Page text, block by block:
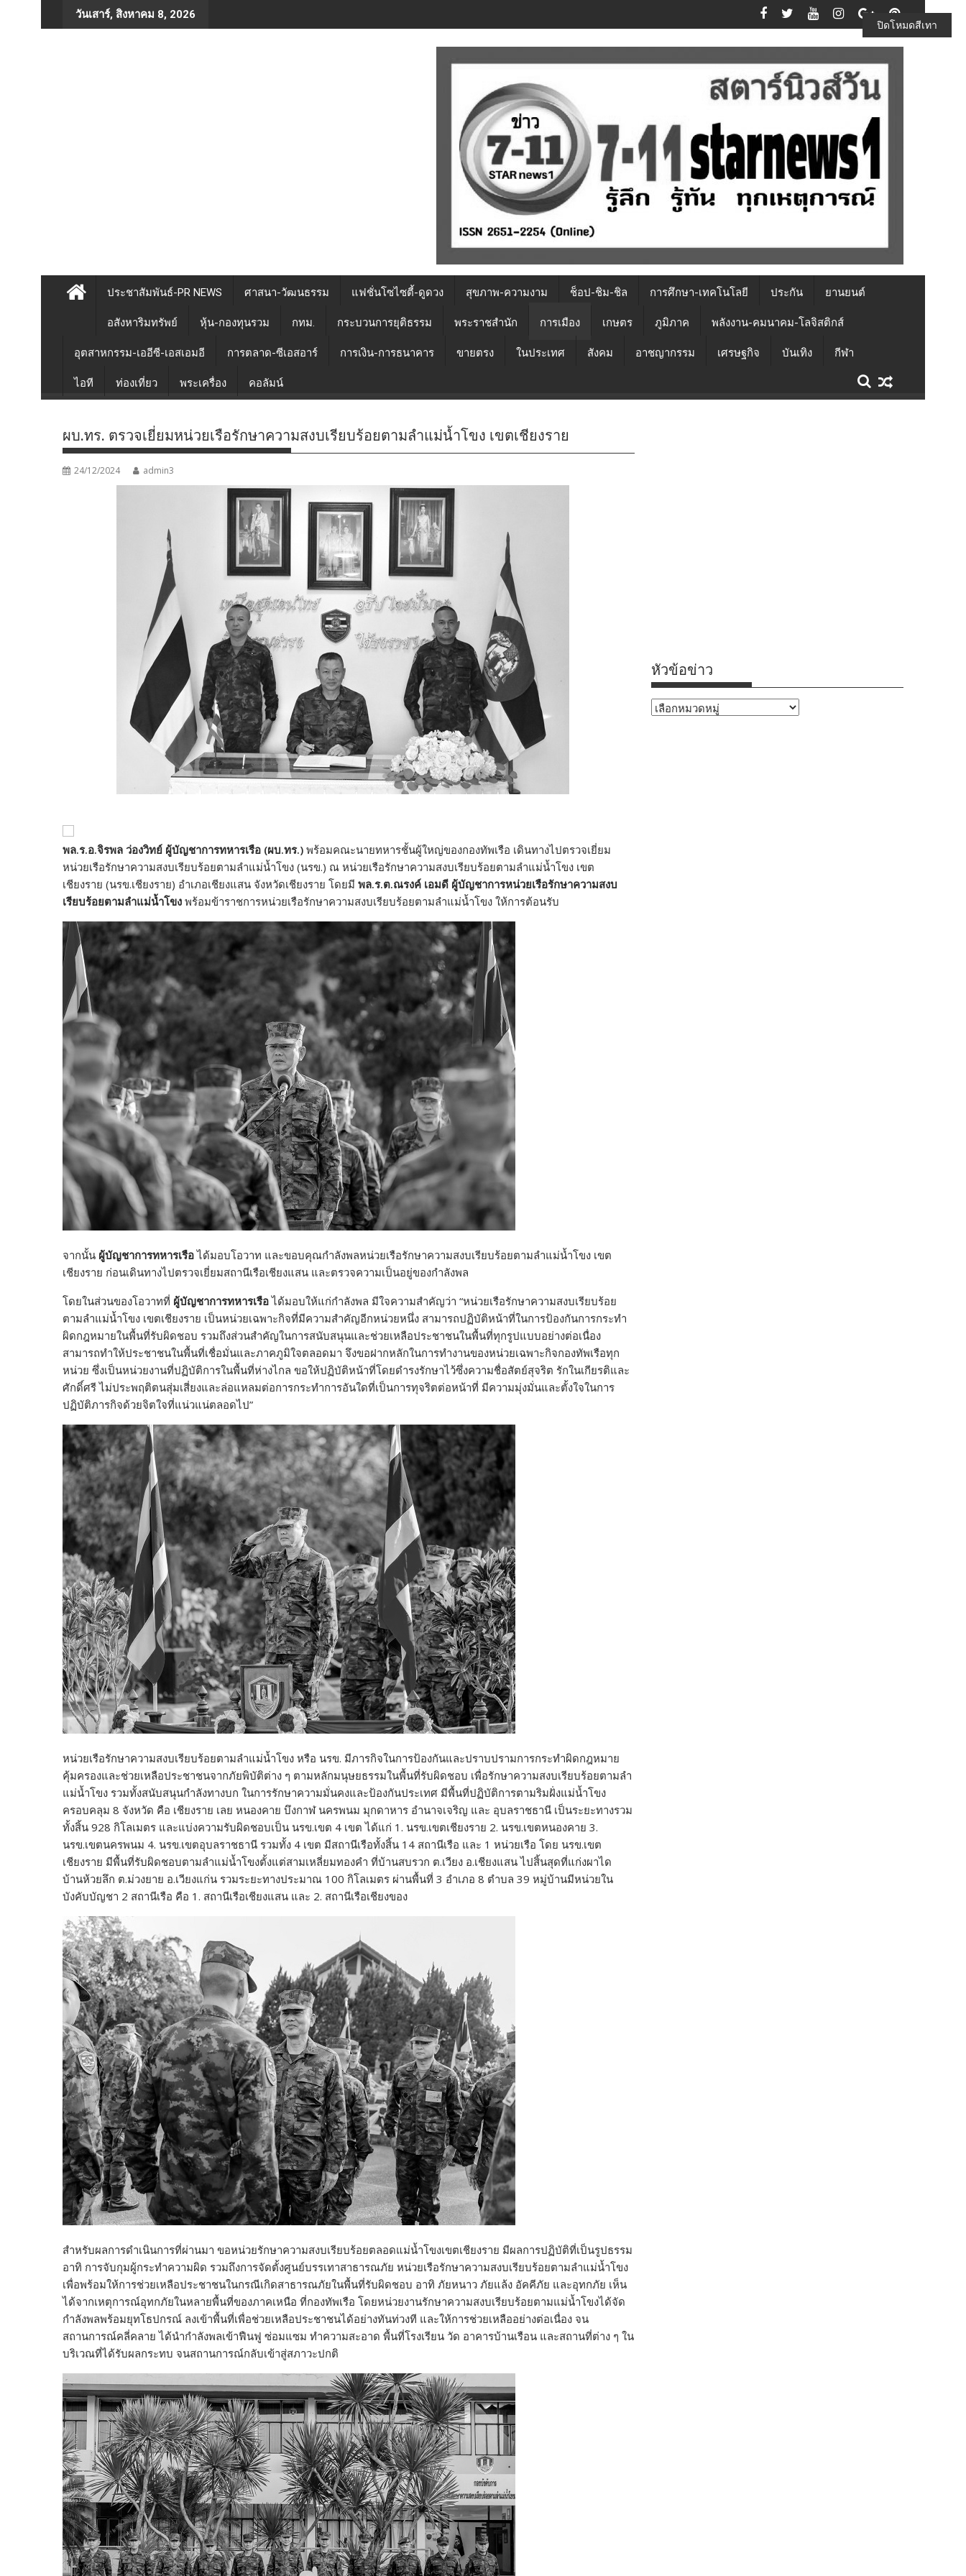
to
วันเสาร์, สิงหาคม 8, 2026
ประชาสัมพันธ์-PR NEWS ศาสนา-วัฒนธรรม แฟชั่นโซไซตี้-ดูดวง สุขภาพ-ความงาม ช็อป-ชิม-ชิล การศึกษา-เทคโนโลยี ประกัน ยานยนต์
อสังหาริมทรัพย์ หุ้น-กองทุนรวม กทม. กระบวนการยุติธรรม พระราชสำนัก การเมือง เกษตร ภูมิภาค พลังงาน-คมนาคม-โลจิสติกส์
อุตสาหกรรม-เออีซี-เอสเอมอี การตลาด-ซีเอสอาร์ การเงิน-การธนาคาร ขายตรง ในประเทศ สังคม อาชญากรรม เศรษฐกิจ บันเทิง กีฬา
ไอที ท่องเที่ยว พระเครื่อง คอลัมน์
ผบ.ทร. ตรวจเยี่ยมหน่วยเรือรักษาความสงบเรียบร้อยตามลำแม่น้ำโขง เขตเชียงราย
24/12/2024 admin3
พล.ร.อ.จิรพล ว่องวิทย์ ผู้บัญชาการทหารเรือ (ผบ.ทร.) พร้อมคณะนายทหารชั้นผู้ใหญ่ของกองทัพเรือ เดินทางไปตรวจเยี่ยม
หน่วยเรือรักษาความสงบเรียบร้อยตามลำแม่น้ำโขง (นรข.) ณ หน่วยเรือรักษาความสงบเรียบร้อยตามลำแม่น้ำโขง เขต
เชียงราย (นรข.เชียงราย) อำเภอเชียงแสน จังหวัดเชียงราย โดยมี พล.ร.ต.ณรงค์ เอมดี ผู้บัญชาการหน่วยเรือรักษาความสงบ
เรียบร้อยตามลำแม่น้ำโขง พร้อมข้าราชการหน่วยเรือรักษาความสงบเรียบร้อยตามลำแม่น้ำโขง ให้การต้อนรับ
จากนั้น ผู้บัญชาการทหารเรือได้มอบโอวาท และขอบคุณกำลังพลหน่วยเรือรักษาความสงบเรียบร้อยตามลำแม่น้ำโขง เขต
เชียงราย ก่อนเดินทางไปตรวจเยี่ยมสถานีเรือเชียงแสน และตรวจความเป็นอยู่ของกำลังพล
โดยในส่วนของโอวาทที่ ผู้บัญชาการทหารเรือได้มอบให้แก่กำลังพล มีใจความสำคัญว่า “หน่วยเรือรักษาความสงบเรียบร้อย
ตามลำแม่น้ำโขง เขตเชียงราย เป็นหน่วยเฉพาะกิจที่มีความสำคัญอีกหน่วยหนึ่ง สามารถปฏิบัติหน้าที่ในการป้องกันการกระทำ
ผิดกฎหมายในพื้นที่รับผิดชอบ รวมถึงส่วนสำคัญในการสนับสนุนและช่วยเหลือประชาชนในพื้นที่ทุกรูปแบบอย่างต่อเนื่อง
สามารถทำให้ประชาชนในพื้นที่เชื่อมั่นและภาคภูมิใจตลอดมา จึงขอฝากหลักในการทำงานของหน่วยเฉพาะกิจกองทัพเรือทุก
หน่วย ซึ่งเป็นหน่วยงานที่ปฏิบัติการในพื้นที่ห่างไกล ขอให้ปฏิบัติหน้าที่โดยดำรงรักษาไว้ซึ่งความชื่อสัตย์สุจริต รักในเกียรติและ
ศักดิ์ศรี ไม่ประพฤติตนสุ่มเสี่ยงและล่อแหลมต่อการกระทำการอันใดที่เป็นการทุจริตต่อหน้าที่ มีความมุ่งมั่นและตั้งใจในการ
ปฏิบัติภารกิจด้วยจิตใจที่แน่วแน่ตลอดไป”
หน่วยเรือรักษาความสงบเรียบร้อยตามลำแม่น้ำโขง หรือ นรข. มีภารกิจในการป้องกันและปราบปรามการกระทำผิดกฎหมาย
คุ้มครองและช่วยเหลือประชาชนจากภัยพิบัติต่าง ๆ ตามหลักมนุษยธรรมในพื้นที่รับผิดชอบ เพื่อรักษาความสงบเรียบร้อยตามลำ
แม่น้ำโขง รวมทั้งสนับสนุนกำลังทางบก ในการรักษาความมั่นคงและป้องกันประเทศ มีพื้นที่ปฏิบัติการตามริมฝั่งแม่น้ำโขง
ครอบคลุม 8 จังหวัด คือ เชียงราย เลย หนองคาย บึงกาฬ นครพนม มุกดาหาร อำนาจเจริญ และ อุบลราชธานี เป็นระยะทางรวม
ทั้งสิ้น 928 กิโลเมตร และแบ่งความรับผิดชอบเป็น นรข.เขต 4 เขต ได้แก่ 1. นรข.เขตเชียงราย 2. นรข.เขตหนองคาย 3.
นรข.เขตนครพนม 4. นรข.เขตอุบลราชธานี รวมทั้ง 4 เขต มีสถานีเรือทั้งสิ้น 14 สถานีเรือ และ 1 หน่วยเรือ โดย นรข.เขต
เชียงราย มีพื้นที่รับผิดชอบตามลำแม่น้ำโขงตั้งแต่สามเหลี่ยมทองคำ ที่บ้านสบรวก ต.เวียง อ.เชียงแสน ไปสิ้นสุดที่แก่งผาได
บ้านห้วยลึก ต.ม่วงยาย อ.เวียงแก่น รวมระยะทางประมาณ 100 กิโลเมตร ผ่านพื้นที่ 3 อำเภอ 8 ตำบล 39 หมู่บ้านมีหน่วยใน
บังคับบัญชา 2 สถานีเรือ คือ 1. สถานีเรือเชียงแสน และ 2. สถานีเรือเชียงของ
สำหรับผลการดำเนินการที่ผ่านมา ขอหน่วยรักษาความสงบเรียบร้อยตลอดแม่น้ำโขงเขตเชียงราย มีผลการปฏิบัติที่เป็นรูปธรรม
อาทิ การจับกุมผู้กระทำความผิด รวมถึงการจัดตั้งศูนย์บรรเทาสาธารณภัย หน่วยเรือรักษาความสงบเรียบร้อยตามลำแม่น้ำโขง
เพื่อพร้อมให้การช่วยเหลือประชาชนในกรณีเกิดสาธารณภัยในพื้นที่รับผิดชอบ อาทิ ภัยหนาว ภัยแล้ง อัคคีภัย และอุทกภัย เห็น
ได้จากเหตุการณ์อุทกภัยในหลายพื้นที่ของภาคเหนือ ที่กองทัพเรือ โดยหน่วยงานรักษาความสงบเรียบร้อยตามแม่น้ำโขงได้จัด
กำลังพลพร้อมยุทโธปกรณ์ ลงเข้าพื้นที่เพื่อช่วยเหลือประชาชนได้อย่างทันท่วงที และให้การช่วยเหลืออย่างต่อเนื่อง จน
สถานการณ์คลี่คลาย ได้นำกำลังพลเข้าฟืนฟู ซ่อมแซม ทำความสะอาด พื้นที่โรงเรียน วัด อาคารบ้านเรือน และสถานที่ต่าง ๆ ใน
บริเวณที่ได้รับผลกระทบ จนสถานการณ์กลับเข้าสู่สภาวะปกติ
หัวข้อข่าว
หัวข้อ
ปิดโหมดสีเทา